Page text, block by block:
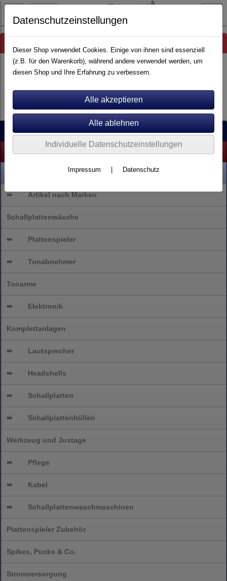
Kategorien
% SALE %
➨ Artikel nach Marken
Schallplattenwäsche
➨ Plattenspieler
➨ Tonabnehmer
Tonarme
➨ Elektronik
Komplettanlagen
➨ Lautsprecher
➨ Headshells
➨ Schallplatten
➨ Schallplattenhüllen
Werkzeug und Justage
➨ Pflege
➨ Kabel
➨ Schallplattenwaschmaschinen
Plattenspieler Zubehör
Spikes, Pucks & Co.
Stromversorgung
Datenschutzeinstellungen
Dieser Shop verwendet Cookies. Einige von ihnen sind essenziell
(z.B. für den Warenkorb), während andere verwendet werden, um
diesen Shop und Ihre Erfahrung zu verbessern.
Individuelle Datenschutzeinstellungen
Impressum Datenschutz